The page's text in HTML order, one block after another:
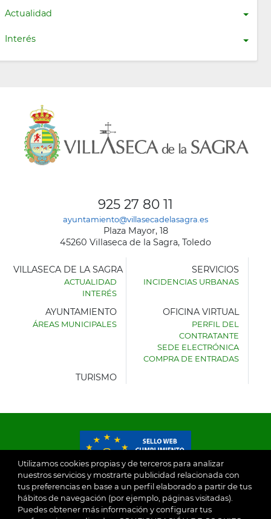
Actualidad
Interés
Utilizamos cookies propias y de terceros para analizar
nuestros servicios y mostrarte publicidad relacionada con
tus preferencias en base a un perfil elaborado a partir de tus
hábitos de navegación (por ejemplo, páginas visitadas).
Puedes obtener más información y configurar tus
925 27 80 11
ayuntamiento@villasecadelasagra.es
Plaza Mayor, 18
45260 Villaseca de la Sagra, Toledo
AYUNTAMIENTO
VILLASECA DE LA SAGRA
ACTUALIDAD
INTERÉS
SERVICIOS
INCIDENCIAS URBANAS
AYUNTAMIENTO
ÁREAS MUNICIPALES
OFICINA VIRTUAL
PERFIL DEL
CONTRATANTE
SEDE ELECTRÓNICA
COMPRA DE ENTRADAS
TURISMO
© 2026